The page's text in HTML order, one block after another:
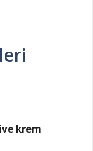
krem